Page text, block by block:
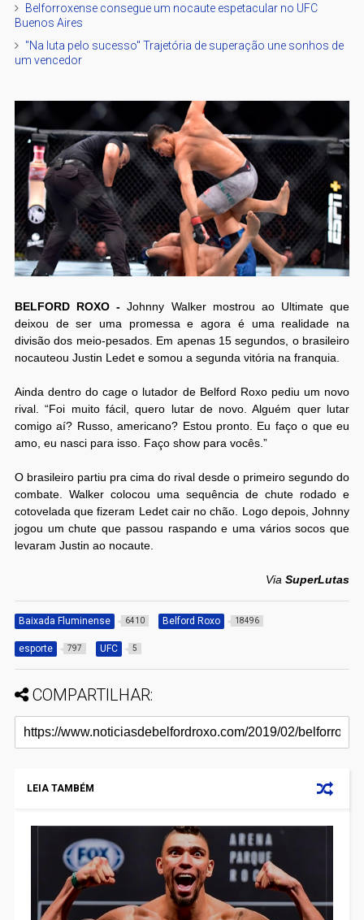
Belforroxense consegue um nocaute espetacular no UFC
Buenos Aires
"Na luta pelo sucesso" Trajetória de superação une sonhos de
um vencedor
BELFORD ROXO -Johnny Walker mostrou ao Ultimate que
deixou de ser uma promessa e agora é uma realidade na
divisão dos meio-pesados. Em apenas 15 segundos, o brasileiro
nocauteou Justin Ledet e somou a segunda vitória na franquia.
Ainda dentro do cage o lutador de Belford Roxo pediu um novo
rival. “Foi muito fácil, quero lutar de novo. Alguém quer lutar
comigo aí? Russo, americano? Estou pronto. Eu faço o que eu
amo, eu nasci para isso. Faço show para vocês.”
O brasileiro partiu pra cima do rival desde o primeiro segundo do
combate. Walker colocou uma sequência de chute rodado e
cotovelada que fizeram Ledet cair no chão. Logo depois, Johnny
jogou um chute que passou raspando e uma vários socos que
levaram Justin ao nocaute.
ViaSuperLutas
Baixada Fluminense 6410 Belford Roxo 18496
esporte 797 UFC 5
COMPARTILHAR:
LEIA TAMBÉM